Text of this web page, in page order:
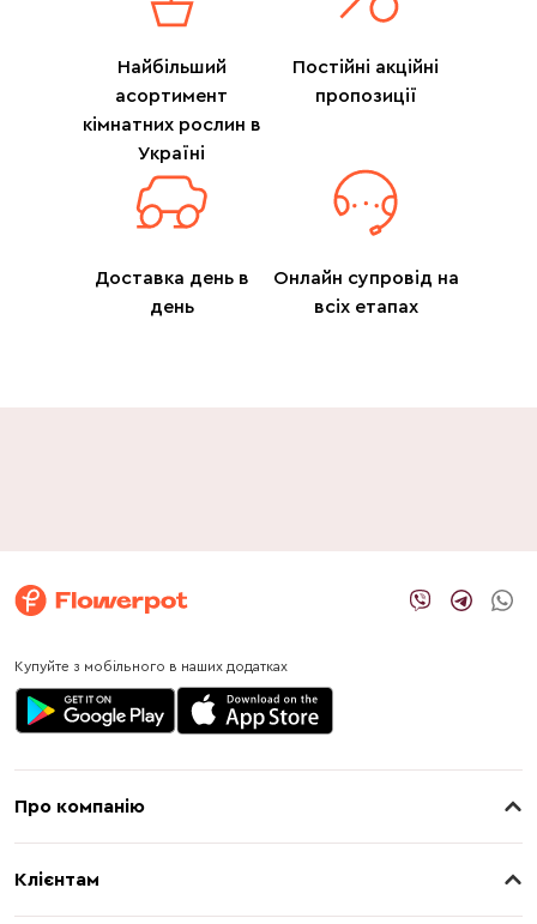
Найбільший
асортимент
кімнатних рослин в
Україні
Постійні акційні
пропозиції
Доставка день в
день
Онлайн супровід на
всіх етапах
Купуйте з мобільного в наших додатках
Про компанію
Клієнтам